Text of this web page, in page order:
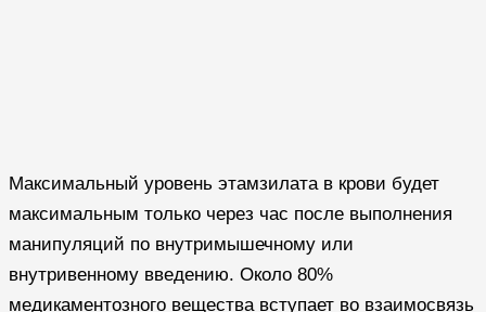
Максимальный уровень этамзилата в крови будет
максимальным только через час после выполнения
манипуляций по внутримышечному или
внутривенному введению. Около 80%
медикаментозного вещества вступает во взаимосвязь